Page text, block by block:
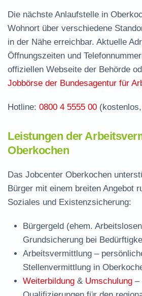
Termin vereinbaren und
Jobcenter Ostalbkreis –
Häufige Fragen rund ums
Die nächste Anlaufstelle in
Wohnort über verschiedene
in der Nähe erreichbar. Aktuelle
Öffnungszeiten und
offiziellen Webseite der Behörde
Jobbörse der Bundesagentur für
Hotline: 0800 4 5555 00
Leistungen der
Oberkochen
Das Jobcenter Oberkochen
Bürger mit einem breiten Angebot
Soziales und Existenzsicherung:
Bürgergeld (ehem.
Grundsicherung bei
Arbeitsvermittlung –
Stellenvermittlung in
Weiterbildung & Umschulung –